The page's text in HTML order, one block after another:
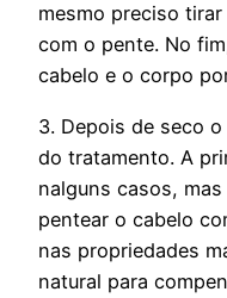
mesmo preciso
com o pente. No
cabelo e o corpo
3. Depois de seco
do tratamento. A
nalguns casos,
pentear o cabelo
nas propriedades
natural para